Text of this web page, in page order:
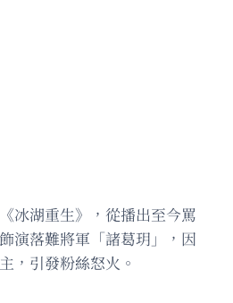
冰湖重生》，從播出至今罵
演落難將軍「諸葛玥」，因
，引發粉絲怒火。